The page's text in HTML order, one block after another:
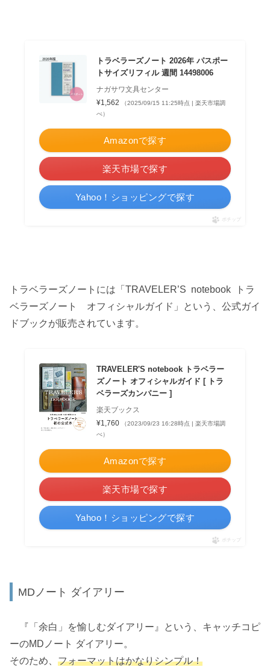
トラベラーズノート 2026年 パスポー
トサイズリフィル 週間 14498006
ナガサワ文具センター
¥1,562
（2025/09/15 11:25時点 | 楽天市場調
べ）
Amazonで探す
楽天市場で探す
Yahoo！ショッピングで探す
ポチップ
トラベラーズノートには「TRAVELER’S notebook トラ
ベラーズノート オフィシャルガイド」という、公式ガイ
ドブックが販売されています。
TRAVELER'S notebook トラベラー
ズノート オフィシャルガイド [ トラ
ベラーズカンパニー ]
楽天ブックス
¥1,760
（2023/09/23 16:28時点 | 楽天市場調
べ）
Amazonで探す
楽天市場で探す
Yahoo！ショッピングで探す
ポチップ
MDノート ダイアリー
『「余白」を愉しむダイアリー』という、キャッチコピ
ーのMDノート ダイアリー。
そのため、 フォーマットはかなりシンプル！